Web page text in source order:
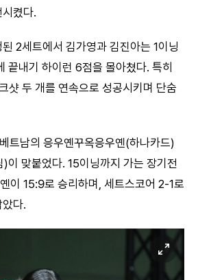
켰다.
2세트에서 김가영과 김진아는 1이닝
끝내기 하이런 6점을 몰아쳤다. 특히
샷 두 개를 연속으로 성공시키며 단숨
트남의 응우옌꾸옥응우옌(하나카드)
이 맞붙었다. 15이닝까지 가는 장기전
이 15:9로 승리하며, 세트스코어 2-1로
다.